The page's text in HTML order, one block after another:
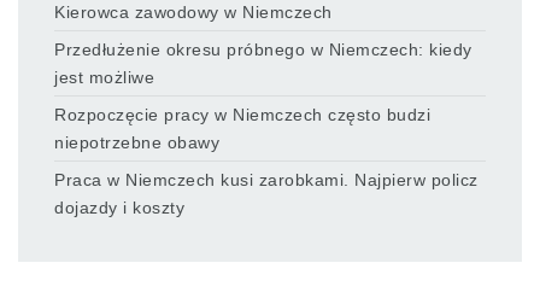
Kierowca zawodowy w Niemczech
Przedłużenie okresu próbnego w Niemczech: kiedy
jest możliwe
Rozpoczęcie pracy w Niemczech często budzi
niepotrzebne obawy
Praca w Niemczech kusi zarobkami. Najpierw policz
dojazdy i koszty